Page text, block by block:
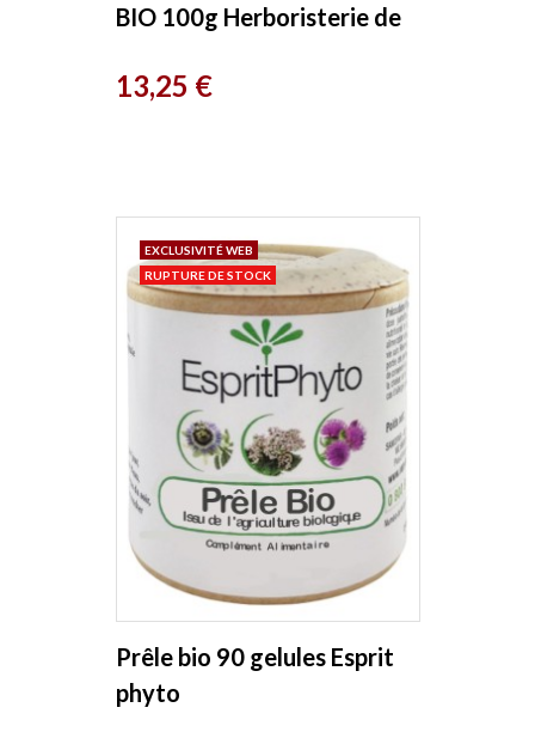
BIO 100g Herboristerie de
Prix
13,25 €
Prêle bio 90 gelules Esprit
phyto
EXCLUSIVITÉ WEB
RUPTURE DE STOCK